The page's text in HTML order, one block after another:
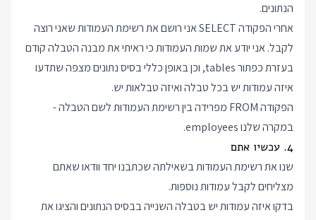
הנתונים.
אחרי הפקודה SELECT אני רושם את רשימת העמודות שאני רוצה
לקבל. אני יודע את שמות העמודות כי ראיתי את מבנה הטבלה קודם
בעזרת כפתור tables, וכן באופן כללי בסיס נתונים מצפה שתדעו
איזה עמודות יש בכל טבלה ואיזה טבלאות יש.
הפקודה FROM מפרידה בין רשימת העמודות לשם הטבלה -
במקרה שלנו employees.
4. עכשיו אתם
שנו את רשימת העמודות בשאילתה שכתבנו יחד וודאו שאתם
מצליחים לקבל עמודות נוספות.
בדקו איזה עמודות יש בטבלה השנייה בבסיס הנתונים והציגו את